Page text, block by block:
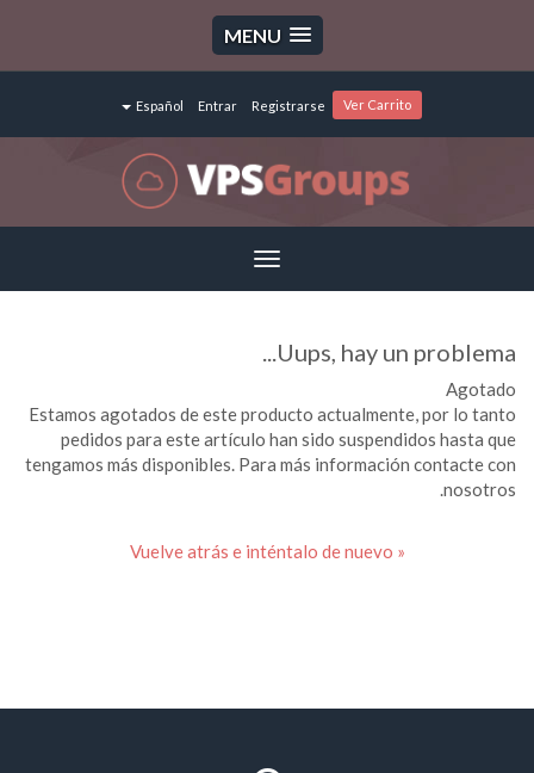
MENU
Español Entrar Registrarse Ver Carrito
Toggle
navigation
Uups, hay un problema...
Agotado
Estamos agotados de este producto actualmente, por lo tanto
pedidos para este artículo han sido suspendidos hasta que
tengamos más disponibles. Para más información contacte con
nosotros.
« Vuelve atrás e inténtalo de nuevo